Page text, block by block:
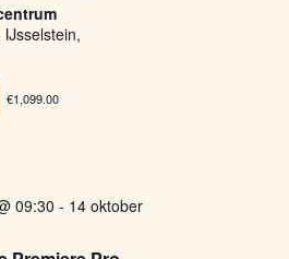
€1,099.00
09:30 - 14 oktober